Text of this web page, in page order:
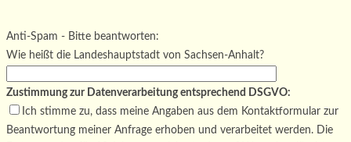
Bitte lasse dieses Feld leer.
Anti-Spam - Bitte beantworten:
Wie heißt die Landeshauptstadt von Sachsen-Anhalt?
Zustimmung zur Datenverarbeitung entsprechend DSGVO:
Ich stimme zu, dass meine Angaben aus dem Kontaktformular zur
Beantwortung meiner Anfrage erhoben und verarbeitet werden. Die